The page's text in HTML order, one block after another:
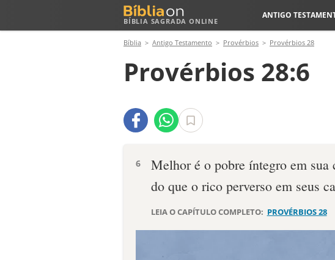
BÍBLIA SAGRADA ONLINE
ANTIGO
Bíblia Antigo Testamento Provérbios Provérbios 28
Provérbios 28:6
6
Melhor é o pobre íntegro em sua
do que o rico perverso em seus
LEIA O CAPÍTULO COMPLETO: PROVÉRBIOS 28